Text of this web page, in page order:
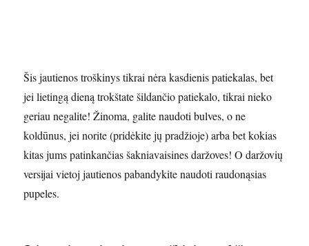
Šis jautienos troškinys tikrai nėra kasdienis patiekalas, bet
jei lietingą dieną trokštate šildančio patiekalo, tikrai nieko
geriau negalite! Žinoma, galite naudoti bulves, o ne
koldūnus, jei norite (pridėkite jų pradžioje) arba bet kokias
kitas jums patinkančias šakniavaisines daržoves! O daržovių
versijai vietoj jautienos pabandykite naudoti raudonąsias
pupeles.